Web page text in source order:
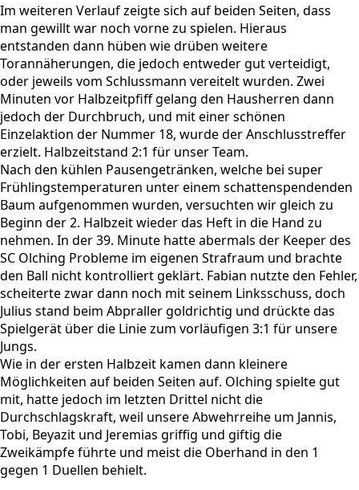
Im weiteren Verlauf zeigte sich auf beiden Seiten, dass
man gewillt war noch vorne zu spielen. Hieraus
entstanden dann hüben wie drüben weitere
Torannäherungen, die jedoch entweder gut verteidigt,
oder jeweils vom Schlussmann vereitelt wurden. Zwei
Minuten vor Halbzeitpfiff gelang den Hausherren dann
jedoch der Durchbruch, und mit einer schönen
Einzelaktion der Nummer 18, wurde der Anschlusstreffer
erzielt. Halbzeitstand 2:1 für unser Team.
Nach den kühlen Pausengetränken, welche bei super
Frühlingstemperaturen unter einem schattenspendenden
Baum aufgenommen wurden, versuchten wir gleich zu
Beginn der 2. Halbzeit wieder das Heft in die Hand zu
nehmen. In der 39. Minute hatte abermals der Keeper des
SC Olching Probleme im eigenen Strafraum und brachte
den Ball nicht kontrolliert geklärt. Fabian nutzte den Fehler,
scheiterte zwar dann noch mit seinem Linksschuss, doch
Julius stand beim Abpraller goldrichtig und drückte das
Spielgerät über die Linie zum vorläufigen 3:1 für unsere
Jungs.
Wie in der ersten Halbzeit kamen dann kleinere
Möglichkeiten auf beiden Seiten auf. Olching spielte gut
mit, hatte jedoch im letzten Drittel nicht die
Durchschlagskraft, weil unsere Abwehrreihe um Jannis,
Tobi, Beyazit und Jeremias griffig und giftig die
Zweikämpfe führte und meist die Oberhand in den 1
gegen 1 Duellen behielt.